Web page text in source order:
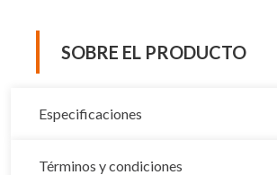
SOBRE EL PRODUCTO
Especificaciones
Términos y condiciones